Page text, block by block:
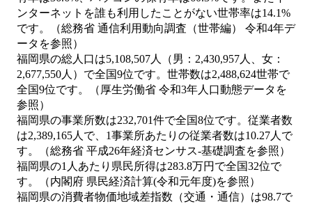
ンターネットを誰も利用したことがない世帯率は14.1%
です。（総務省 通信利用動向調査（世帯編） 令和4年デ
ータを参照）
福岡県の総人口は5,108,507人（男：2,430,957人、女：
2,677,550人）で全国9位です。世帯数は2,488,624世帯で
全国9位です。（厚生労働省 令和3年人口動態データを
参照）
福岡県の事業所数は232,701件で全国8位です。従業者数
は2,389,165人で、1事業所あたりの従業者数は10.27人で
す。（総務省 平成26年経済センサス‐基礎調査を参照）
福岡県の1人あたり県民所得は283.8万円で全国32位で
す。（内閣府 県民経済計算(令和元年度)を参照）
福岡県の消費者物価地域差指数（交通・通信）は98.7で